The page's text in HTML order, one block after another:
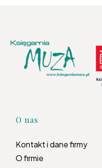
Linki w
O nas
Kontakt i dane firmy
O firmie